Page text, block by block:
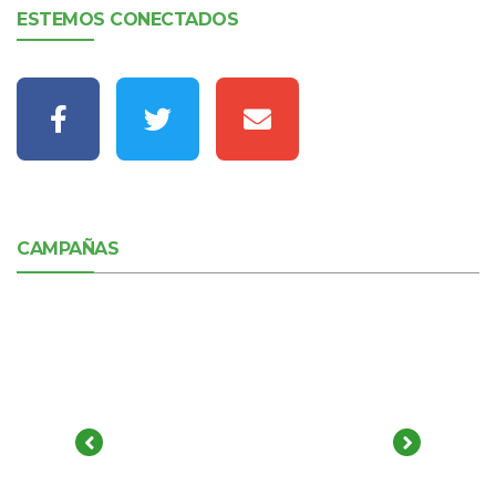
ESTEMOS CONECTADOS
CAMPAÑAS